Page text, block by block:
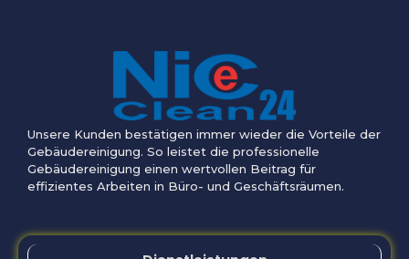
Unsere Kunden bestätigen immer wieder die Vorteile der
Gebäudereinigung. So leistet die professionelle
Gebäudereinigung einen wertvollen Beitrag für
effizientes Arbeiten in Büro- und Geschäftsräumen.